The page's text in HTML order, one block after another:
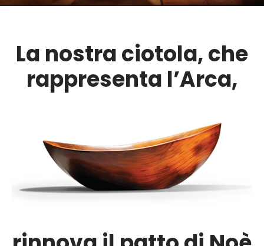
La nostra ciotola, che
rappresenta l’Arca,